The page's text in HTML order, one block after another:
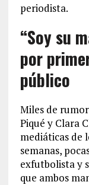
periodista.
“Soy su
por
público
Miles de
Piqué y Clara
mediáticas de
semanas,
exfutbolista y
que ambos